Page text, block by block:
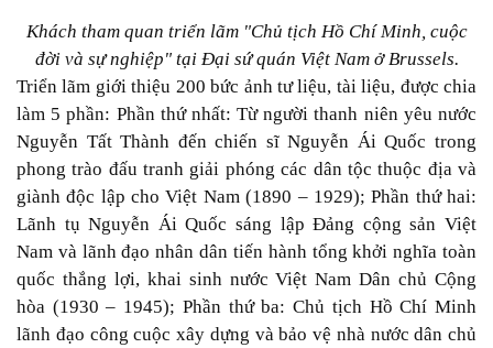
Khách tham quan triển lãm "Chủ tịch Hồ Chí Minh, cuộc
đời và sự nghiệp" tại Đại sứ quán Việt Nam ở Brussels.
Triển lãm giới thiệu 200 bức ảnh tư liệu, tài liệu, được chia
làm 5 phần: Phần thứ nhất: Từ người thanh niên yêu nước
Nguyễn Tất Thành đến chiến sĩ Nguyễn Ái Quốc trong
phong trào đấu tranh giải phóng các dân tộc thuộc địa và
giành độc lập cho Việt Nam (1890 – 1929); Phần thứ hai:
Lãnh tụ Nguyễn Ái Quốc sáng lập Đảng cộng sản Việt
Nam và lãnh đạo nhân dân tiến hành tổng khởi nghĩa toàn
quốc thắng lợi, khai sinh nước Việt Nam Dân chủ Cộng
hòa (1930 – 1945); Phần thứ ba: Chủ tịch Hồ Chí Minh
lãnh đạo công cuộc xây dựng và bảo vệ nhà nước dân chủ